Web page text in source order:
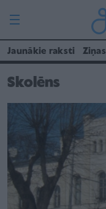
Jaunākie raksti Ziņas
Skolēns